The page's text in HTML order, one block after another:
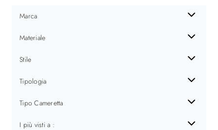
Marca
Materiale
Stile
Tipologia
Tipo Cameretta
I più visti a :